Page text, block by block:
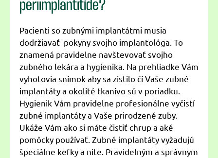
periimplantitíde?
Pacienti so zubnými implantátmi musia
dodržiavať pokyny svojho implantológa. To
znamená pravidelne navštevovať svojho
zubného lekára a hygienika. Na prehliadke Vám
vyhotovia snímok aby sa zistilo čí Vaše zubné
implantáty a okolité tkanivo sú v poriadku.
Hygienik Vám pravidelne profesionálne vyčistí
zubné implantáty a Vaše prirodzené zuby.
Ukáže Vám ako si máte čistiť chrup a aké
pomôcky používať. Zubné implantáty vyžadujú
špeciálne kefky a nite. Pravidelným a správnym